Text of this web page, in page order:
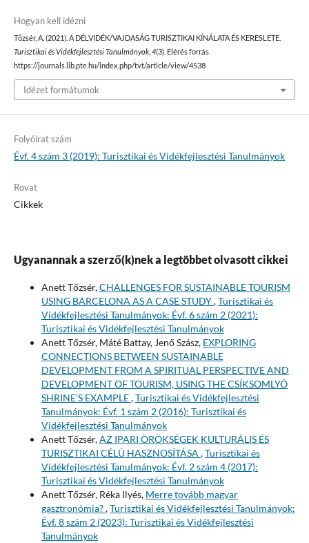
Hogyan kell idézni
Tőzsér, A. (2021). A DÉLVIDÉK/VAJDASÁG TURISZTIKAI KÍNÁLATA ÉS KERESLETE.
Turisztikai és Vidékfejlesztési Tanulmányok, 4(3). Elérés forrás
https://journals.lib.pte.hu/index.php/tvt/article/view/4538
Idézet formátumok
Folyóirat szám
Évf. 4 szám 3 (2019): Turisztikai és Vidékfejlesztési Tanulmányok
Rovat
Cikkek
Ugyanannak a szerző(k)nek a legtöbbet olvasott cikkei
Anett Tőzsér,CHALLENGES FOR SUSTAINABLE TOURISM
USING BARCELONA AS A CASE STUDY,Turisztikai és
Vidékfejlesztési Tanulmányok: Évf. 6 szám 2 (2021):
Turisztikai és Vidékfejlesztési Tanulmányok
Anett Tőzsér, Máté Battay, Jenő Szász, EXPLORING
CONNECTIONS BETWEEN SUSTAINABLE
DEVELOPMENT FROM A SPIRITUAL PERSPECTIVE AND
DEVELOPMENT OF TOURISM, USING THE CSÍKSOMLYÓ
SHRINE’S EXAMPLE,Turisztikai és Vidékfejlesztési
Tanulmányok: Évf. 1 szám 2 (2016): Turisztikai és
Vidékfejlesztési Tanulmányok
Anett Tőzsér,AZ IPARI ÖRÖKSÉGEK KULTURÁLIS ÉS
TURISZTIKAI CÉLÚ HASZNOSÍTÁSA ,Turisztikai és
Vidékfejlesztési Tanulmányok: Évf. 2 szám 4 (2017):
Turisztikai és Vidékfejlesztési Tanulmányok
Anett Tőzsér, Réka Ilyés, Merre tovább magyar
gasztronómia?,Turisztikai és Vidékfejlesztési Tanulmányok:
Évf. 8 szám 2 (2023): Turisztikai és Vidékfejlesztési
Tanulmányok